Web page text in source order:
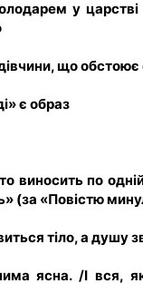
у
дівчини, що
є образ
по
(за «Повістю
тіло, а душу
ясна. /І вся,